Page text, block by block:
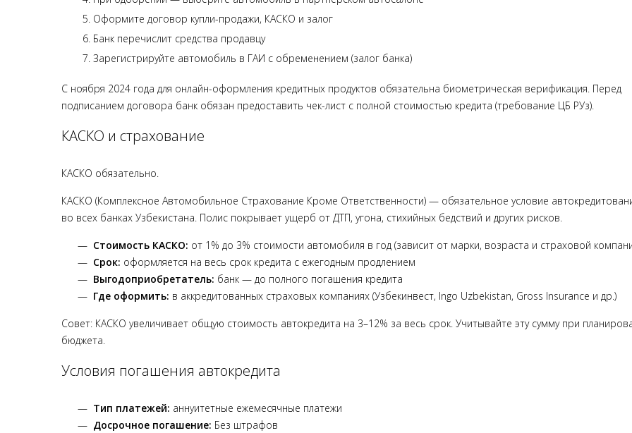
Оформите договор купли-продажи, КАСКО и залог
Банк перечислит средства продавцу
Зарегистрируйте автомобиль в ГАИ с обременением (залог банка)
С ноября 2024 года для онлайн-оформления кредитных продуктов обязательна биометрическая верификация. Перед
подписанием договора банк обязан предоставить чек-лист с полной стоимостью кредита (требование ЦБ РУз).
КАСКО и страхование
КАСКО обязательно.
КАСКО (Комплексное Автомобильное Страхование Кроме Ответственности) — обязательное условие
во всех банках Узбекистана. Полис покрывает ущерб от ДТП, угона, стихийных бедствий и других рисков.
Стоимость КАСКО: от 1% до 3% стоимости автомобиля в год (зависит от марки, возраста и страховой
Срок: оформляется на весь срок кредита с ежегодным продлением
Выгодоприобретатель: банк — до полного погашения кредита
Где оформить: в аккредитованных страховых компаниях (Узбекинвест, Ingo Uzbekistan, Gross Insurance и др.)
Совет: КАСКО увеличивает общую стоимость автокредита на 3–12% за весь срок. Учитывайте эту сумму при
бюджета.
Условия погашения автокредита
Тип платежей: аннуитетные ежемесячные платежи
Досрочное погашение: Без штрафов